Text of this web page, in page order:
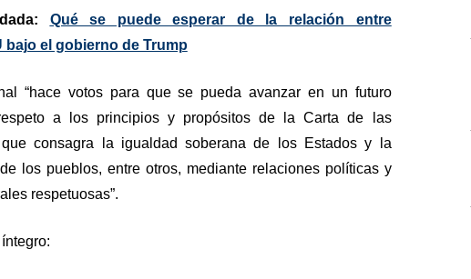
Qué se puede esperar de la relación entre
bajo el gobierno de Trump
“hace votos para que se pueda avanzar en un futuro
a los principios y propósitos de la Carta de las
que consagra la igualdad soberana de los Estados y la
los pueblos, entre otros, mediante relaciones políticas y
respetuosas”.